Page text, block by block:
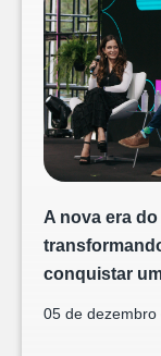
A nova era
conquistar
05 de dezembro